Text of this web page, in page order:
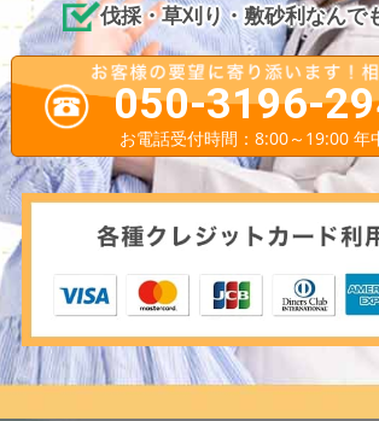
伐採・草刈り・敷砂利なんで
050-3196-
お電話受付時間：8:00～19:00 年